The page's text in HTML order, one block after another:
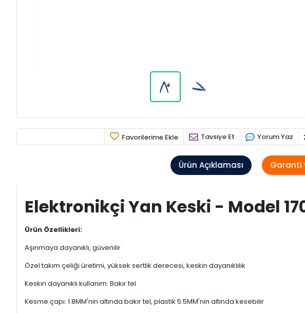
Favorilerime Ekle Tavsiye Et Yorum Yaz
Ürün Açıklaması Garanti
Elektronikçi Yan Keski - Model
Ürün Özellikleri:
Aşınmaya dayanıklı, güvenilir
Özel takım çeliği üretimi, yüksek sertlik derecesi, keskin dayanıklılık
Keskin dayanıklı kullanım: Bakır tel
Kesme çapı: 1.8MM'nin altında bakır tel, plastik 5.5MM'nin altında kesebilir